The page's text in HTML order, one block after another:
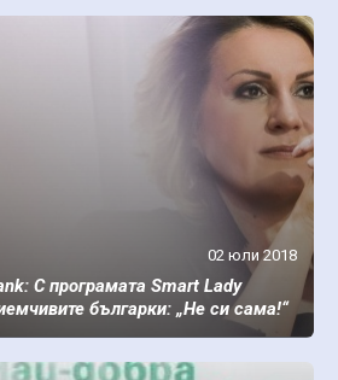
02 юли 2018
С програмата Smart Lady
българки: „Не си сама!“